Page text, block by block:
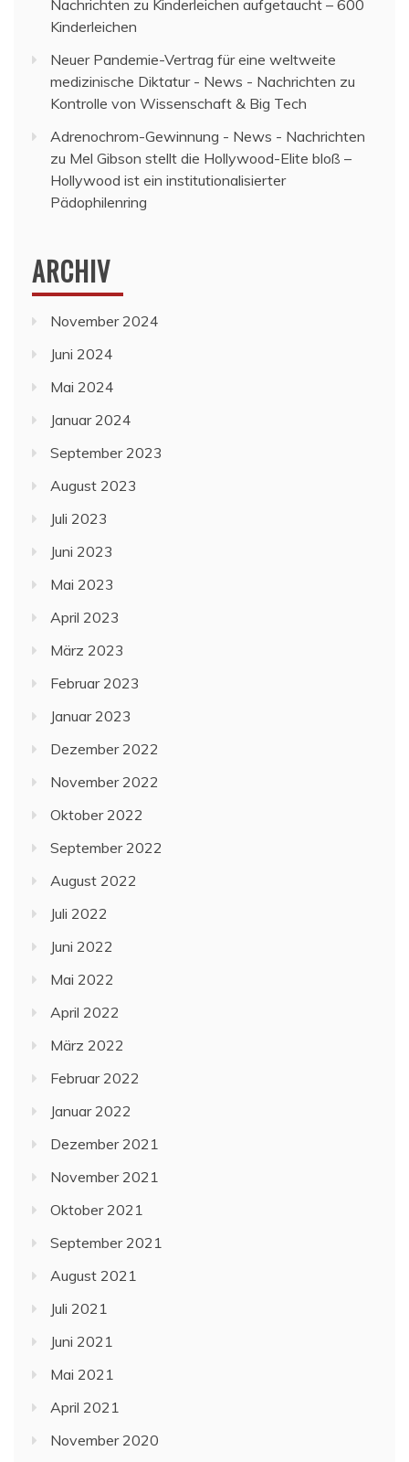
Nachrichten zu Kinderleichen aufgetaucht – 600
Kinderleichen
Neuer Pandemie-Vertrag für eine weltweite
medizinische Diktatur - News - Nachrichten zu
Kontrolle von Wissenschaft & Big Tech
Adrenochrom-Gewinnung - News - Nachrichten
zu Mel Gibson stellt die Hollywood-Elite bloß –
Hollywood ist ein institutionalisierter
Pädophilenring
ARCHIV
November 2024
Juni 2024
Mai 2024
Januar 2024
September 2023
August 2023
Juli 2023
Juni 2023
Mai 2023
April 2023
März 2023
Februar 2023
Januar 2023
Dezember 2022
November 2022
Oktober 2022
September 2022
August 2022
Juli 2022
Juni 2022
Mai 2022
April 2022
März 2022
Februar 2022
Januar 2022
Dezember 2021
November 2021
Oktober 2021
September 2021
August 2021
Juli 2021
Juni 2021
Mai 2021
April 2021
November 2020